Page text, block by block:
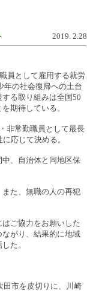
2019. 2.28
員として雇用する就労
年の社会復帰への土台
る取り組みは全国50
期待している。
非常勤職員として最長
応じて決める。
、自治体と同地区保
た、無職の人の再犯
ご協力をお願いした
がり、結果的に地域
た。
田市を皮切りに、川崎